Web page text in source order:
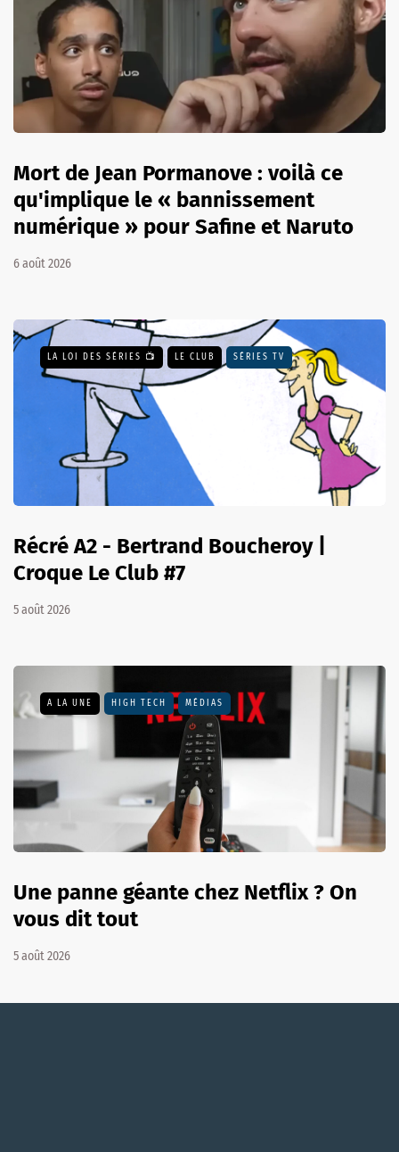
Mort de Jean Pormanove : voilà ce
qu'implique le « bannissement
numérique » pour Safine et Naruto
6 août 2026
LA LOI DES SÉRIES 📺 LE CLUB SÉRIES TV
Récré A2 - Bertrand Boucheroy |
Croque Le Club #7
5 août 2026
A LA UNE HIGH TECH MÉDIAS
Une panne géante chez Netflix ? On
vous dit tout
5 août 2026